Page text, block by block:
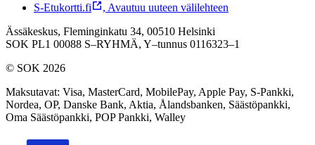
S-Etukortti.fi
, Avautuu uuteen välilehteen
Ässäkeskus, Fleminginkatu 34, 00510 Helsinki
SOK PL1 00088 S–RYHMÄ, Y–tunnus 0116323–1
© SOK 2026
Maksutavat: Visa, MasterCard, MobilePay, Apple Pay, S-Pankki,
Nordea, OP, Danske Bank, Aktia, Ålandsbanken, Säästöpankki,
Oma Säästöpankki, POP Pankki, Walley